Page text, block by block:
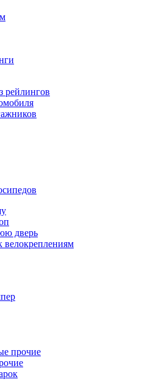
рейлингов
дверь
велокреплениям
прочие